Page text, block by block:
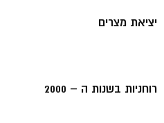
יציאת מצרים
רוחניות בשנות ה – 2000